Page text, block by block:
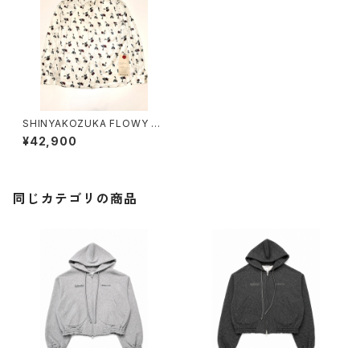
SHINYAKOZUKA FLOWY S
HIRT (ISSUE# 8)
¥42,900
同じカテゴリの商品